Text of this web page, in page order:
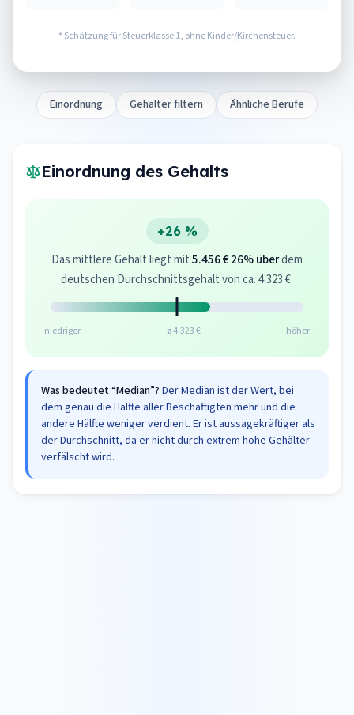
* Schätzung für Steuerklasse 1, ohne Kinder/Kirchensteuer.
Einordnung Gehälter filtern Ähnliche Berufe
Einordnung des Gehalts
+26 %
Das mittlere Gehalt liegt mit5.456 €26% überdem
deutschen Durchschnittsgehalt von ca. 4.323 €.
niedriger ø 4.323 € höher
Was bedeutet “Median”? Der Median ist der Wert, bei
dem genau die Hälfte aller Beschäftigten mehr und die
andere Hälfte weniger verdient. Er ist aussagekräftiger als
der Durchschnitt, da er nicht durch extrem hohe Gehälter
verfälscht wird.